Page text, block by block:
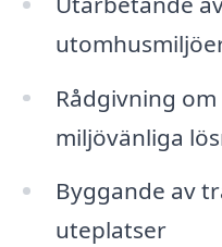
Rådgivning
miljövänliga
Byggande av
uteplatser